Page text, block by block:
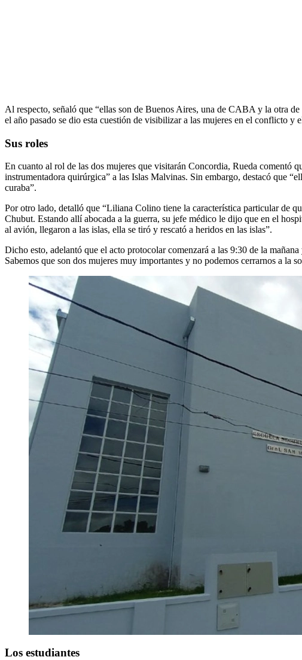
Al respecto, señaló que “ellas son de Buenos Aires, una de CABA y la otra
el año pasado se dio esta cuestión de visibilizar a las mujeres en el conflicto y
Sus roles
En cuanto al rol de las dos mujeres que visitarán Concordia, Rueda comentó
instrumentadora quirúrgica” a las Islas Malvinas. Sin embargo, destacó que
curaba”.
Por otro lado, detalló que “Liliana Colino tiene la característica particular de
Chubut. Estando allí abocada a la guerra, su jefe médico le dijo que en el
al avión, llegaron a las islas, ella se tiró y rescató a heridos en las islas”.
Dicho esto, adelantó que el acto protocolar comenzará a las 9:30 de la
Sabemos que son dos mujeres muy importantes y no podemos cerrarnos a la
Los estudiantes